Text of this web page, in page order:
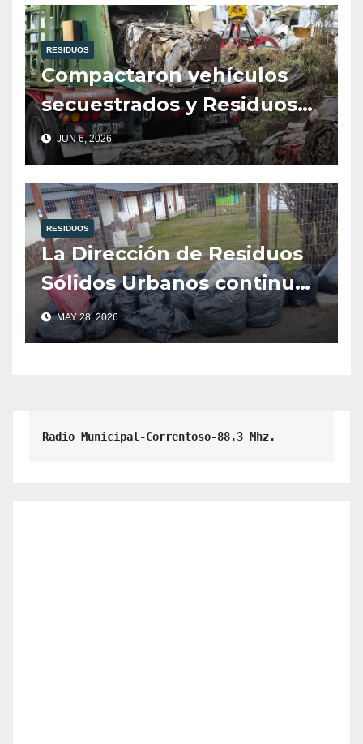
RESIDUOS
Compactaron vehículos
secuestrados y Residuos
de Linea Blanca en Villa La
Angostura.
JUN 6, 2026
RESIDUOS
La Dirección de Residuos
Sólidos Urbanos continua
con la limpieza de
espacios publicos.
MAY 28, 2026
Radio Municipal-Correntoso-88.3 Mhz.